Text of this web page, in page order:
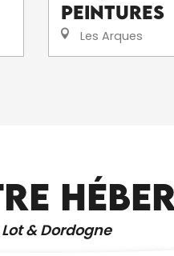
Peintures
Les Arques
& Dordogne
AIRES DE CAMPING CAR